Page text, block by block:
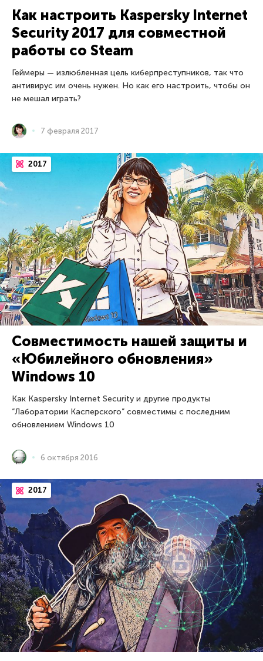
Как настроить Kaspersky Internet
Security 2017 для совместной
работы со Steam
Геймеры — излюбленная цель киберпреступников, так что
антивирус им очень нужен. Но как его настроить, чтобы он
не мешал играть?
7 февраля 2017
2017
Совместимость нашей защиты и
«Юбилейного обновления»
Windows 10
Как Kaspersky Internet Security и другие продукты
“Лаборатории Касперского” совместимы с последним
обновлением Windows 10
6 октября 2016
2017